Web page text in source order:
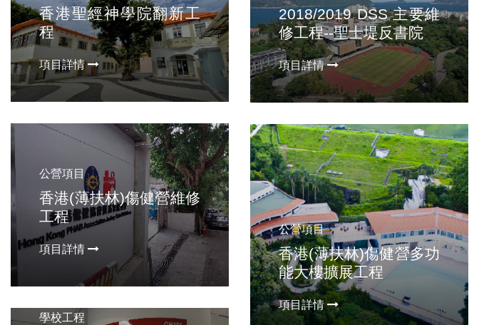
香港聖經神學院翻新工
程
項目詳情
2018/2019 DSS 主要維
修工程--聖士堤反書院
項目詳情
公營項目
香港(薄扶林)傷健營維修
工程
項目詳情
公營項目
香港(薄扶林)傷健營多功
能大樓擴展工程
項目詳情
學校工程